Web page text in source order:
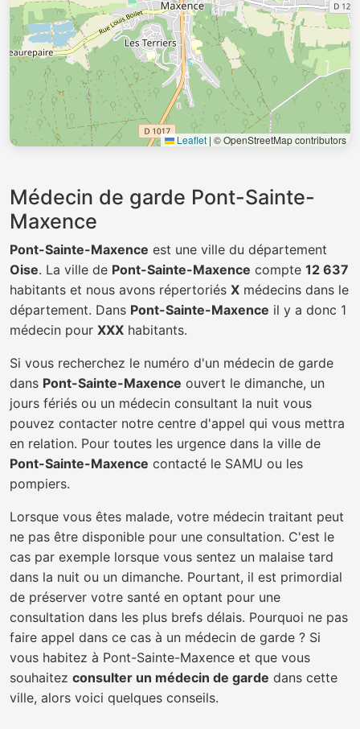
Leaflet | © OpenStreetMap contributors
Médecin de garde Pont-Sainte-
Maxence
Pont-Sainte-Maxence est une ville du département
Oise. La ville de Pont-Sainte-Maxence compte 12 637
habitants et nous avons répertoriés X médecins dans le
département. Dans Pont-Sainte-Maxence il y a donc 1
médecin pour XXX habitants.
Si vous recherchez le numéro d'un médecin de garde
dans Pont-Sainte-Maxence ouvert le dimanche, un
jours fériés ou un médecin consultant la nuit vous
pouvez contacter notre centre d'appel qui vous mettra
en relation. Pour toutes les urgence dans la ville de
Pont-Sainte-Maxence contacté le SAMU ou les
pompiers.
Lorsque vous êtes malade, votre médecin traitant peut
ne pas être disponible pour une consultation. C'est le
cas par exemple lorsque vous sentez un malaise tard
dans la nuit ou un dimanche. Pourtant, il est primordial
de préserver votre santé en optant pour une
consultation dans les plus brefs délais. Pourquoi ne pas
faire appel dans ce cas à un médecin de garde ? Si
vous habitez à Pont-Sainte-Maxence et que vous
souhaitez consulter un médecin de garde dans cette
ville, alors voici quelques conseils.